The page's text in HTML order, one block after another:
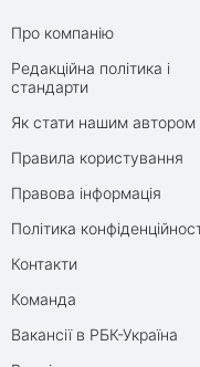
Про компанію
Редакційна політика і
стандарти
Як стати нашим автором
Правила користування
Правова інформація
Політика
Контакти
Команда
Вакансії в РБК-Україна